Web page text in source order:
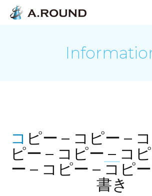
コピー – コピー – コピー – コ
ピー – コピー – コ
ー – コピー – コピ
書き